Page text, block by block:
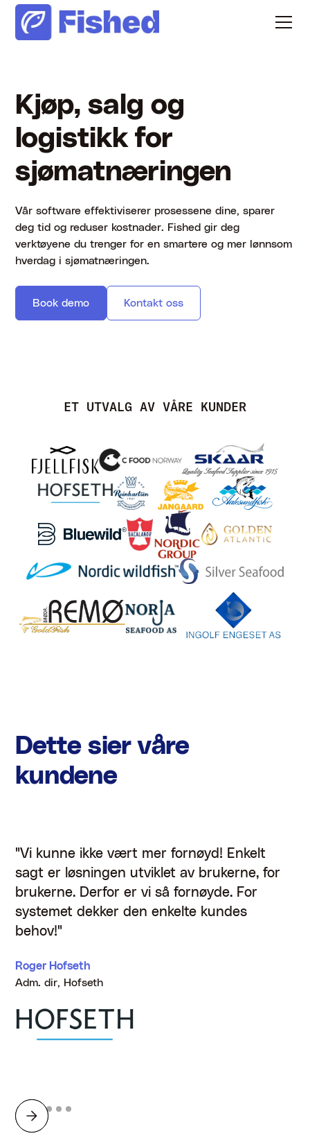
Kjøp, salg og
logistikk for
sjømatnæringen
Vår software effektiviserer prosessene dine, sparer
deg tid og reduser kostnader. Fished gir deg
verktøyene du trenger for en smartere og mer lønnsom
hverdag i sjømatnæringen.
Book demo Kontakt oss
ET UTVALG AV VÅRE KUNDER
Dette sier våre
kundene
"Vi kunne ikke vært mer fornøyd! Enkelt
sagt er løsningen utviklet av brukerne, for
brukerne. Derfor er vi så fornøyde. For
systemet dekker den enkelte kundes
behov!"
Roger Hofseth
Adm. dir, Hofseth